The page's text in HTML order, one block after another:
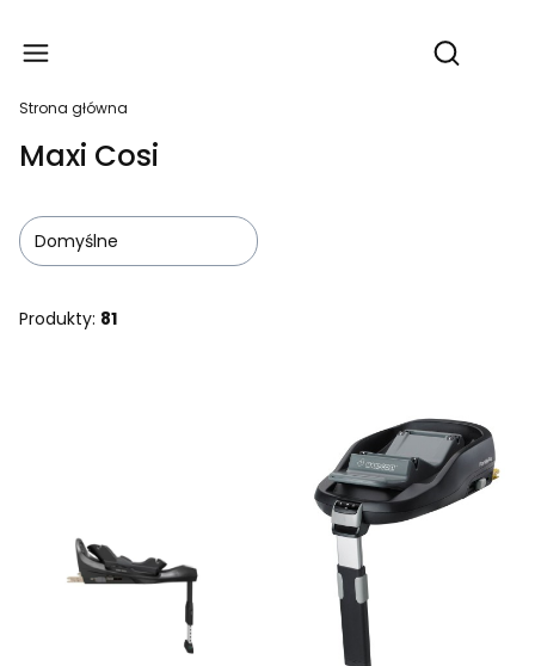
Otwórz
Strona główna
Maxi Cosi
Domyślne
Produkty: 81